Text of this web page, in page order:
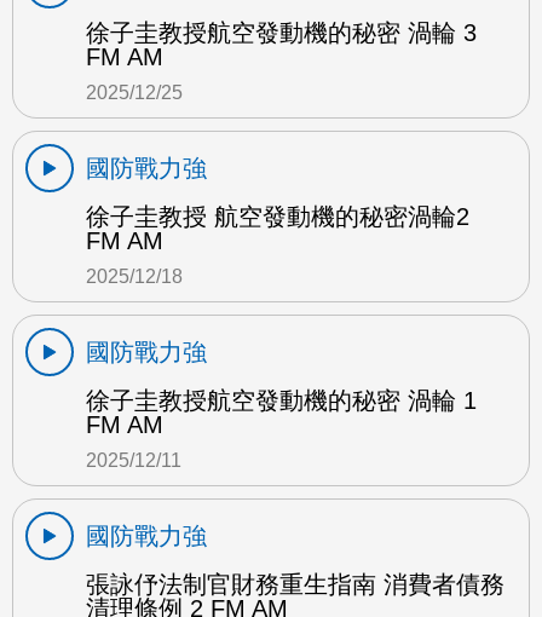
徐子圭教授航空發動機的秘密 渦輪 3
FM AM
2025/12/25
國防戰力強
徐子圭教授 航空發動機的秘密渦輪2
FM AM
2025/12/18
國防戰力強
徐子圭教授航空發動機的秘密 渦輪 1
FM AM
2025/12/11
國防戰力強
張詠伃法制官財務重生指南 消費者債務
清理條例 2 FM AM